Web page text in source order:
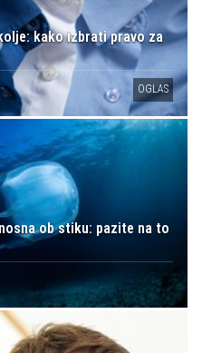
kako izbrati pravo za
OGLAS
ob stiku: pazite na to